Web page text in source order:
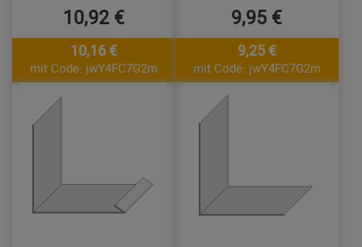
10,92 €
10,16 €
mit Code: jwY4FC7G2m
9,95 €
9,25 €
mit Code: jwY4FC7G2m